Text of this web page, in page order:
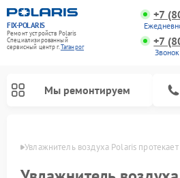
FIX-POLARIS
Ремонт устройств Polaris
Специализированный
cервисный центр г.Таганрог
+7
+7
Мы ремонтируем
Увлажнитель воздуха Polaris протекает